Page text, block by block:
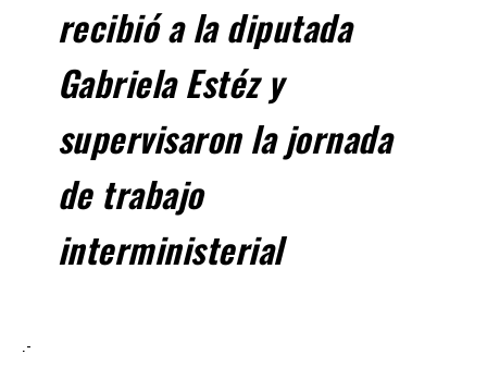
recibió a la diputada
Gabriela Estéz y
supervisaron la jornada
de trabajo
interministerial
.-